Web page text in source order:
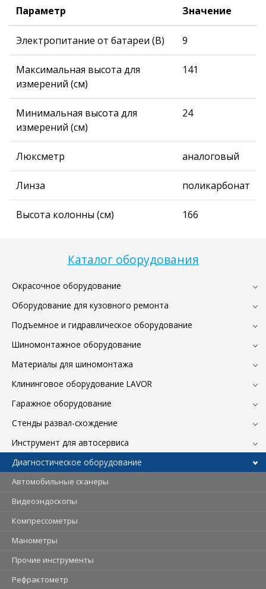
Каталог оборудования
Окрасочное оборудование
Оборудование для кузовного ремонта
Подъемное и гидравлическое оборудование
Шиномонтажное оборудование
Материалы для шиномонтажа
Клининговое оборудование LAVOR
Гаражное оборудование
Стенды развал-схождение
Инструмент для автосервиса
Диагностическое оборудование
Автомобильные сканеры
Видеоэндоскопы
Компрессометры
Манометры
Прочие инструменты
Рефрактометр
Параметр Значение
Электропитание от батареи (В) 9
Максимальная высота для
измерений (см)
141
Минимальная высота для
измерений (см)
24
Люксметр аналоговый
Линза поликарбонат
Высота колонны (см) 166